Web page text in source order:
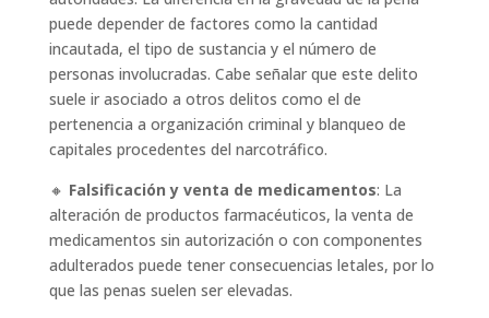
puede depender de factores como la cantidad
incautada, el tipo de sustancia y el número de
personas involucradas. Cabe señalar que este delito
suele ir asociado a otros delitos como el de
pertenencia a organización criminal y blanqueo de
capitales procedentes del narcotráfico.
🔸 Falsificación y venta de medicamentos: La
alteración de productos farmacéuticos, la venta de
medicamentos sin autorización o con componentes
adulterados puede tener consecuencias letales, por lo
que las penas suelen ser elevadas.